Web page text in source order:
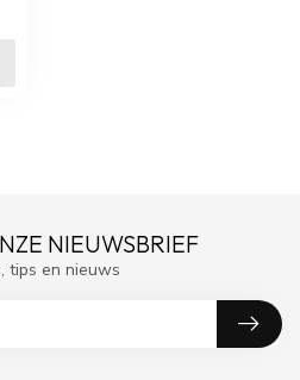
NIEUWSBRIEF
tips en nieuws